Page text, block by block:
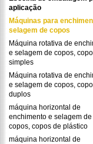
aplicação
Máquinas para
selagem de copos
Máquina rotativa de
e selagem de copos,
simples
Máquina rotativa de
e selagem de copos,
duplos
máquina horizontal de
enchimento e selagem de
copos, copos de plástico
máquina horizontal de